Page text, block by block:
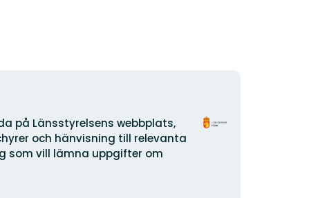
på Länsstyrelsens webbplats,
och hänvisning till relevanta
som vill lämna uppgifter om
Organisationens